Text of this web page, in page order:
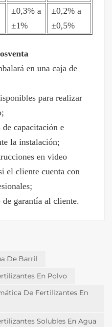
±0,3% a
±1%
±0,2% a
±0,5%
en una caja de
para realizar
capacitación e
la instalación;
en video
el cliente cuenta con
garantía al cliente.
De Barril
En Polvo
De Fertilizantes En
Solubles En Agua